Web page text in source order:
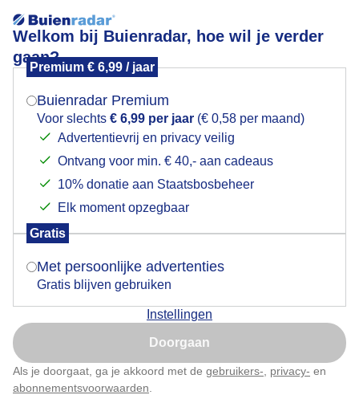
Welkom bij Buienradar, hoe wil je verder
gaan?
Premium € 6,99 / jaar
Buienradar Premium
Voor slechts € 6,99 per jaar (€ 0,58 per maand)
Advertentievrij en privacy veilig
Ontvang voor min. € 40,- aan cadeaus
10% donatie aan Staatsbosbeheer
Elk moment opzegbaar
Gratis
Met persoonlijke advertenties
Gratis blijven gebruiken
Instellingen
Doorgaan
Als je doorgaat, ga je akkoord met de gebruikers- privacy- en
abonnementsvoorwaarden
Boerenzwaluwen op draad in de zon
luchtacrobaat van het boerenerf. De nesten worden
bij voorkeur gemaakt in boerenschuren, loodsen en
dergelijke waar ze in en uit kunnen vliegen. Van april
tot oktober verblijven zij in Nederland, de winter
wordt in zuidelijk Afrika doorgebracht.
Mogen we je locatie gebruiken voor het
Indien je hier nog geen akkoord op hebt gegeven,
verschijnt er zo een pop-up uit je browser waarin
Is goed, toon de popup
Nu niet, misschien later
Klik hierom dit aan te passen